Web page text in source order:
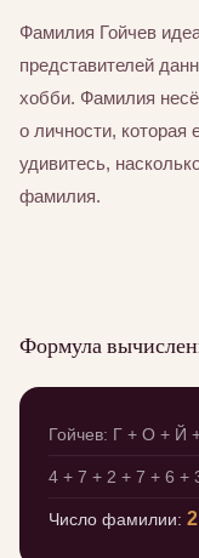
Фамилия Гойчев
представителей
хобби. Фамилия
о личности,
удивитесь,
фамилия.
Формула
Гойчев: Г + О + Й
4 + 7 + 2 + 7 + 6 +
Число фамилии: 2